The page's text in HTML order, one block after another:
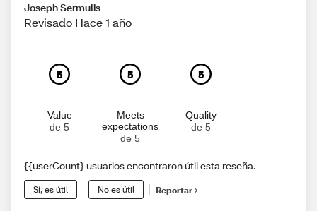
Joseph Sermulis
Revisado Hace 1 año
5
Value
de 5
5
Meets
expectations
de 5
5
Quality
de 5
{{userCount} usuarios encontraron útil esta reseña.
Sí, es útil No es útil Reportar